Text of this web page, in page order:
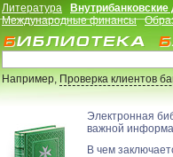
Литература
Международные финансы
Например,Проверка клиентов
Электронная
важной
В чем